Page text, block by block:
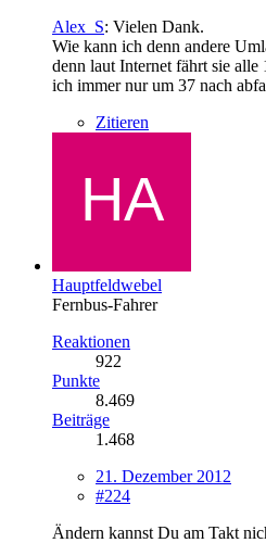
Alex_S: Vielen Dank.
Wie kann ich denn andere
denn laut Internet fährt sie
ich immer nur um 37 nach
Zitieren
Hauptfeldwebel
Fernbus-Fahrer
Reaktionen
922
Punkte
8.469
Beiträge
1.468
21. Dezember 2012
#224
Ändern kannst Du am Takt